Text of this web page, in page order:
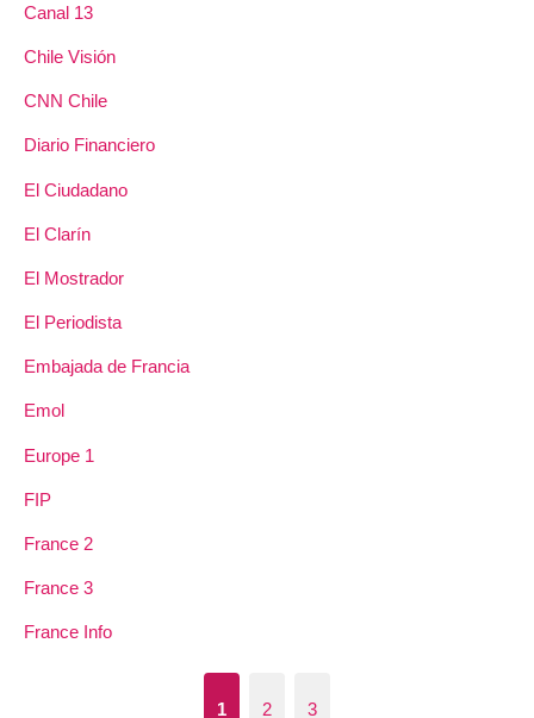
Canal 13
Chile Visión
CNN Chile
Diario Financiero
El Ciudadano
El Clarín
El Mostrador
El Periodista
Embajada de Francia
Emol
Europe 1
FIP
France 2
France 3
France Info
1 2 3